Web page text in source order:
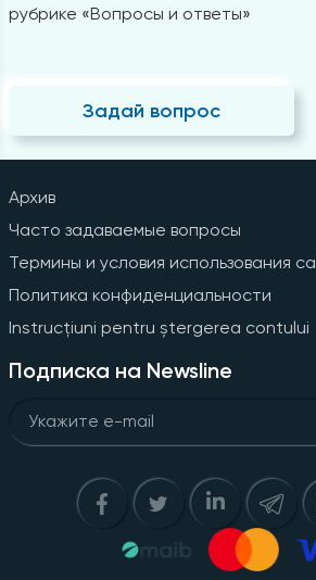
рубрике «Вопросы и ответы»
Задай вопрос
Архив
Часто задаваемые вопросы
Термины и условия использования
Политика конфиденциальности
Instrucțiuni pentru ștergerea contului
Подписка на Newsline